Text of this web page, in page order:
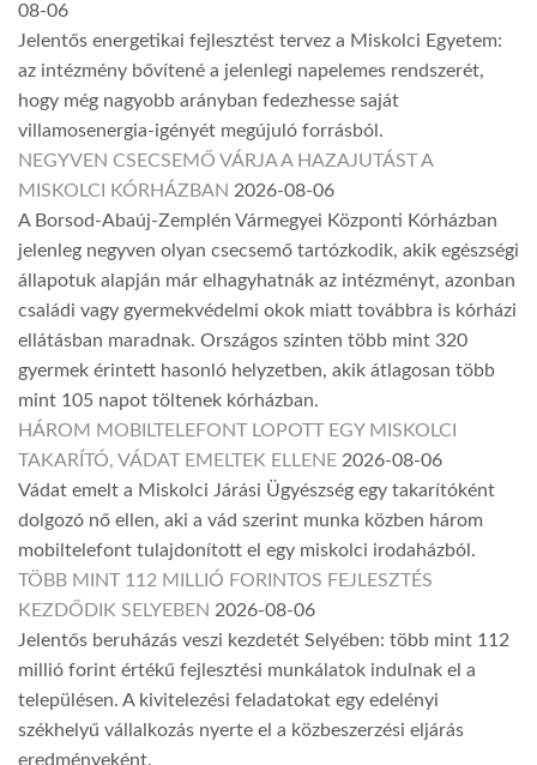
08-06
Jelentős energetikai fejlesztést tervez a Miskolci Egyetem:
az intézmény bővítené a jelenlegi napelemes rendszerét,
hogy még nagyobb arányban fedezhesse saját
villamosenergia-igényét megújuló forrásból.
NEGYVEN CSECSEMŐ VÁRJA A HAZAJUTÁST A
MISKOLCI KÓRHÁZBAN 2026-08-06
A Borsod-Abaúj-Zemplén Vármegyei Központi Kórházban
jelenleg negyven olyan csecsemő tartózkodik, akik egészségi
állapotuk alapján már elhagyhatnák az intézményt, azonban
családi vagy gyermekvédelmi okok miatt továbbra is kórházi
ellátásban maradnak. Országos szinten több mint 320
gyermek érintett hasonló helyzetben, akik átlagosan több
mint 105 napot töltenek kórházban.
HÁROM MOBILTELEFONT LOPOTT EGY MISKOLCI
TAKARÍTÓ, VÁDAT EMELTEK ELLENE 2026-08-06
Vádat emelt a Miskolci Járási Ügyészség egy takarítóként
dolgozó nő ellen, aki a vád szerint munka közben három
mobiltelefont tulajdonított el egy miskolci irodaházból.
TÖBB MINT 112 MILLIÓ FORINTOS FEJLESZTÉS
KEZDŐDIK SELYEBEN 2026-08-06
Jelentős beruházás veszi kezdetét Selyében: több mint 112
millió forint értékű fejlesztési munkálatok indulnak el a
településen. A kivitelezési feladatokat egy edelényi
székhelyű vállalkozás nyerte el a közbeszerzési eljárás
eredményeként.